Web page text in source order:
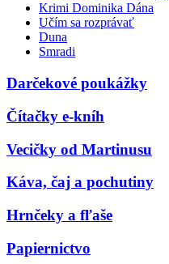
Krimi Dominika Dána
Učím sa rozprávať
Duna
Smradi
Darčekové poukážky
Čítačky e-kníh
Vecičky od Martinusu
Káva, čaj a pochutiny
Hrnčeky a fľaše
Papiernictvo